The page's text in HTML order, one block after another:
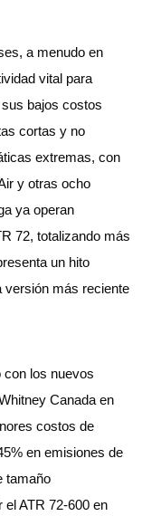
a menudo en
vital para
bajos costos
cortas y no
extremas, con
y otras ocho
ya operan
72, totalizando más
un hito
versión más reciente
con los nuevos
Canada en
costos de
en emisiones de
tamaño
el ATR 72-600 en